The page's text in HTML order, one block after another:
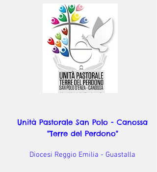
Unità Pastorale San Polo - Canossa
"Terre del Perdono"
Diocesi Reggio Emilia - Guastalla